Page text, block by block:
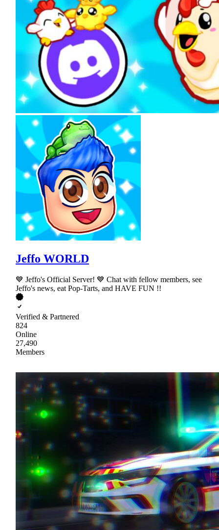
Jeffo WORLD
💙 Jeffo's Official Server! 💙 Chat with fellow members, see
Jeffo's news, eat Pop-Tarts, and HAVE FUN !!
Verified & Partnered
824
Online
27,490
Members